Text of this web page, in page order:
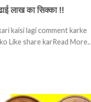
लाख का सिक्का !!
kaisi lagi comment karke
Like share karRead More..